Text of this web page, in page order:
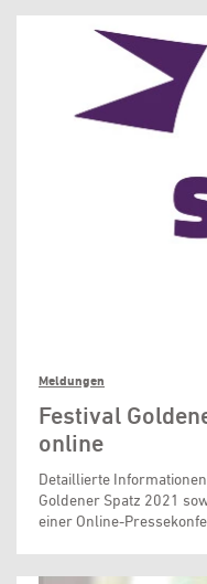
Meldungen
Festival
online
Detaillierte
Goldener Spatz 2021
einer Online-